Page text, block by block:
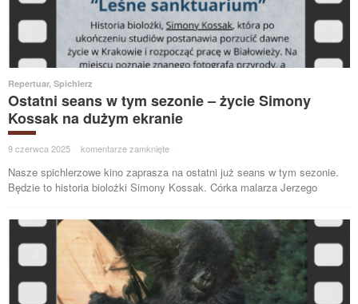
Repertuar, Spichlerz
Ostatni seans w tym sezonie – życie Simony
Kossak na dużym ekranie
9 czerwca 2025 · komentarze zamknięte ·
Nasze spichlerzowe kino zaprasza na ostatni już seans w tym sezonie.
Będzie to historia biolożki Simony Kossak. Córka malarza Jerzego